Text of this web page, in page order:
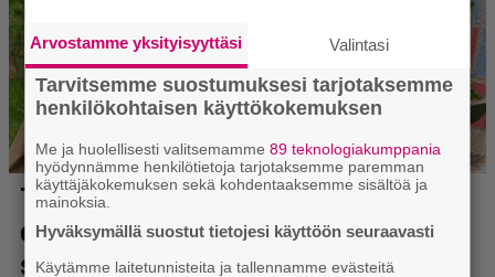
Arvostamme yksityisyyttäsi Valintasi
Tarvitsemme suostumuksesi tarjotaksemme
henkilökohtaisen käyttökokemuksen
Me ja huolellisesti valitsemamme89 teknologiakumppania
hyödynnämme henkilötietoja tarjotaksemme paremman
käyttäjäkokemuksen sekä kohdentaaksemme sisältöä ja
mainoksia.
Hyväksymällä suostut tietojesi käyttöön seuraavasti
Käytämme laitetunnisteita ja tallennamme evästeitä